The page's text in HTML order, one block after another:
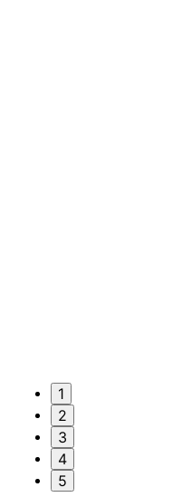
1
2
3
4
5